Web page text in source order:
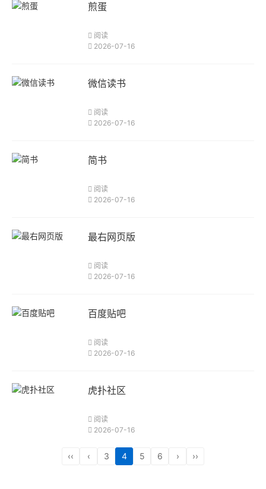
煎蛋
阅读
2026-07-16
微信读书
阅读
2026-07-16
简书
阅读
2026-07-16
最右网页版
阅读
2026-07-16
百度贴吧
阅读
2026-07-16
虎扑社区
阅读
2026-07-16
‹‹ ‹ 3 4 5 6 › ››